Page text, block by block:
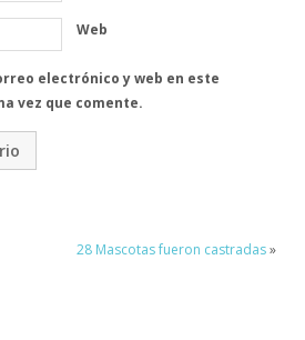
Web
electrónico y web en este
vez que comente.
28 Mascotas fueron castradas»